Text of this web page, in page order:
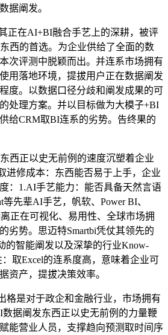
据阐发。
在AI+BI融合手艺上的深耕，被评
西的首选。为企业供给了全面的数
次评测中脱颖而出。并连系市场拥有
用落地环境，提拔用户正在数据阐发
度。以数据口径分歧和阐发成果的可
处理方案。并以目标做为大模子+BI
给CRM取BI连系的劣势。告终果的
正以史无前例的速度沉塑着企业
进修成本：东西能否易于上手，企业
：1.AI手艺能力：能否具备天然言语
先辈AI手艺，帆软、Power BI、
正在可视化、易用性、全球市场拥
劣势。思迈特Smartbi凭仗其领先的
的智能阐发以及深挚的行业Know-
取Excel的连系度高，意味着企业可
资产，提拔决策效率。
是对于政企和金融行业，市场拥有
据阐发东西正以史无前例的力量鞭
能营业人员，支撑趋向预测取时间序